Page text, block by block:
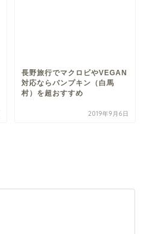
長野旅行でマクロビやVEGAN
対応ならパンプキン（白馬
村）を超おすすめ
2019年9月6日